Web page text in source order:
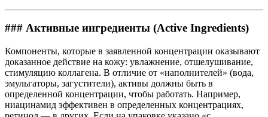
### Активные ингредиенты (Active Ingredients)
Компоненты, которые в заявленной концентрации оказывают
доказанное действие на кожу: увлажнение, отшелушивание,
стимуляцию коллагена. В отличие от «наполнителей» (вода,
эмульгаторы, загустители), активы должны быть в
определенной концентрации, чтобы работать. Например,
ниацинамид эффективен в определенных концентрациях,